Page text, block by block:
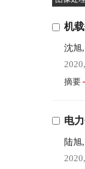
机
沈旭,
摘要
电
陆旭,